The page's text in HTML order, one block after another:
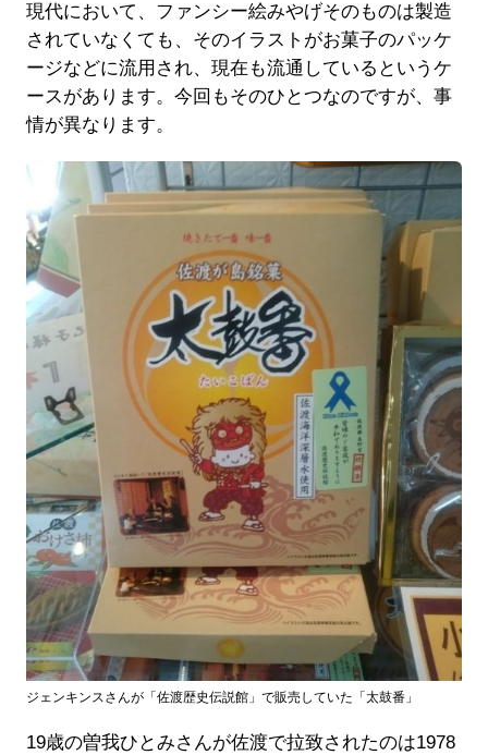
現代において、ファンシー絵みやげそのものは製造
されていなくても、そのイラストがお菓子のパッケ
ージなどに流用され、現在も流通しているというケ
ースがあります。今回もそのひとつなのですが、事
情が異なります。
ジェンキンスさんが「佐渡歴史伝説館」で販売していた「太鼓番」
19歳の曽我ひとみさんが佐渡で拉致されたのは1978